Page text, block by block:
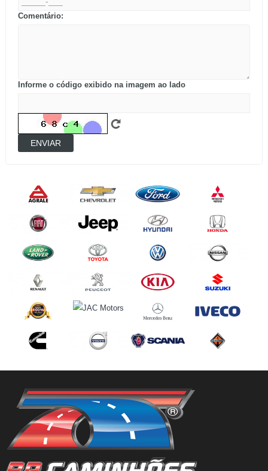
Comentário:
Informe o código exibido na imagem ao lado
ENVIAR